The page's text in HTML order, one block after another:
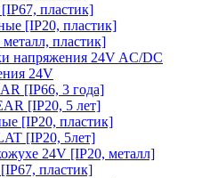
пластик]
[IP20, пластик]
пластик]
AC/DC
24V
[IP66, 3 года]
[IP20, 5 лет]
[IP20, пластик]
[IP20, 5лет]
24V [IP20, металл]
пластик]